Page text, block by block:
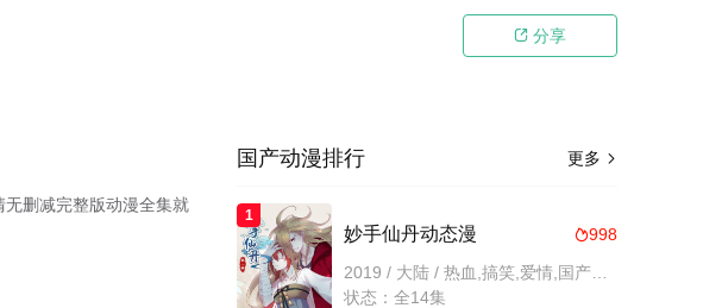
 分享
删减完整版动漫全集就
更多 
国产动漫排行
1
998
妙手仙丹动态漫
状态：全14集